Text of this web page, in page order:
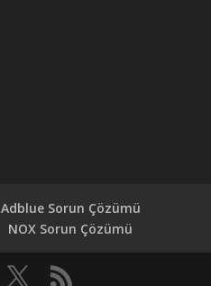
Adblue Sorun Çözümü
NOX Sorun Çözümü